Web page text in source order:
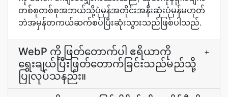
တစ်စုတစ်စုအဘယ်သို့ပုံမှန်အတိုင်းအနီးဆုံးပုံမှန်မဟုတ်
ဘဲအမှန်တကယ်ဆက်စပ်ပြီးဆုံးသွားသည်ဖြစ်ပါသည်.
WebP ကို ဖြတ်တောက်ပါ ဧရိယာကို
ရွေးချယ်ပြီးဖြတ်တောက်ခြင်းသည်မည်သို့
ပြုလုပ်သနည်း။
+